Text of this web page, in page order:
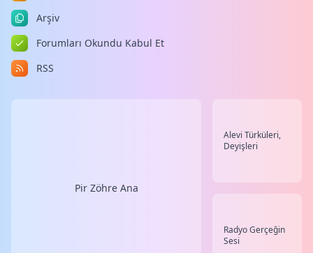
Arşiv
Forumları Okundu Kabul Et
RSS
Pir Zöhre Ana
Alevi Türküleri,
Deyişleri
Radyo Gerçeğin
Sesi